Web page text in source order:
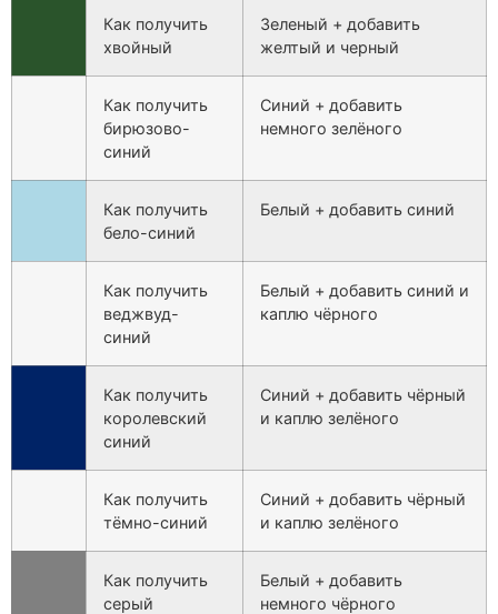
Как получить
хвойный
Зеленый + добавить
желтый и черный
Как получить
бирюзово-
синий
Синий + добавить
немного зелёного
Как получить
бело-синий
Белый + добавить синий
Как получить
веджвуд-
синий
Белый + добавить синий и
каплю чёрного
Как получить
королевский
синий
Синий + добавить чёрный
и каплю зелёного
Как получить
тёмно-синий
Синий + добавить чёрный
и каплю зелёного
Как получить
серый
Белый + добавить
немного чёрного